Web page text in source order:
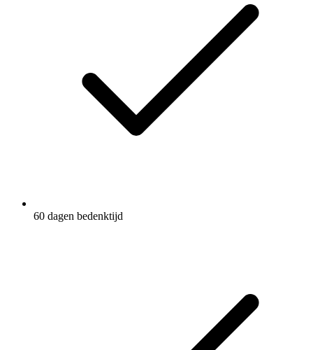
60 dagen bedenktijd